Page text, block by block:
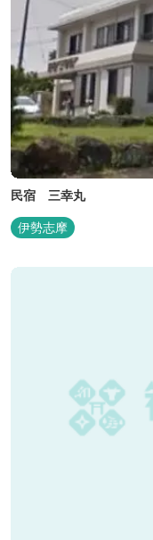
民宿 三幸丸
伊勢志摩